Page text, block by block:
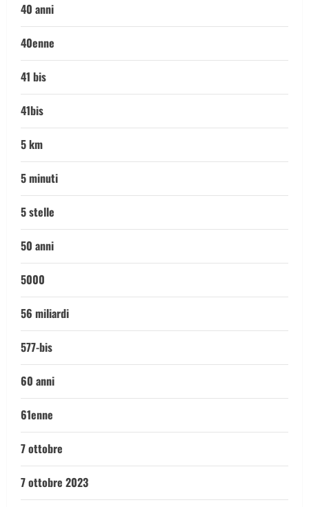
40 anni
40enne
41 bis
41bis
5 km
5 minuti
5 stelle
50 anni
5000
56 miliardi
577-bis
60 anni
61enne
7 ottobre
7 ottobre 2023